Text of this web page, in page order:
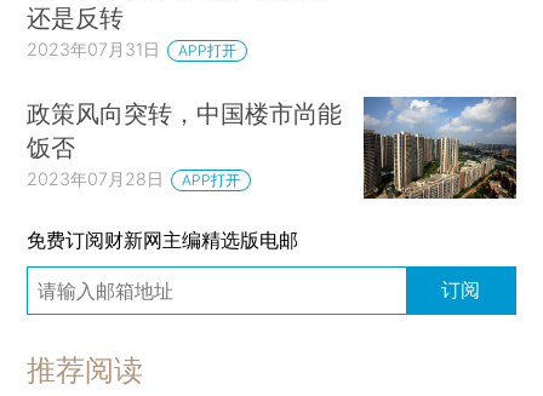
还是反转
2023年07月31日 APP打开
政策风向突转，中国楼市尚能
饭否
2023年07月28日 APP打开
免费订阅财新网主编精选版电邮
订阅
推荐阅读